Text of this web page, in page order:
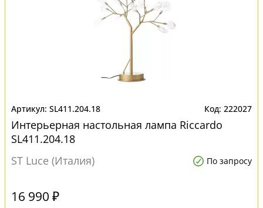
SL411.204.18 222027
Интерьерная настольная лампа Riccardo
SL411.204.18
ST Luce (Италия)
По запросу
16 990 ₽